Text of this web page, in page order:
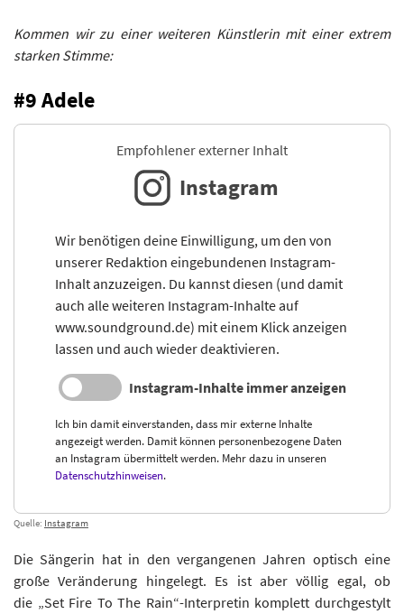
Kommen wir zu einer weiteren Künstlerin mit einer extrem
starken Stimme:
#9 Adele
Empfohlener externer Inhalt
Instagram
Wir benötigen deine Einwilligung, um den von
unserer Redaktion eingebundenen Instagram-
Inhalt anzuzeigen. Du kannst diesen (und damit
auch alle weiteren Instagram-Inhalte auf
www.soundground.de) mit einem Klick anzeigen
lassen und auch wieder deaktivieren.
Instagram-Inhalte immer anzeigen
Ich bin damit einverstanden, dass mir externe Inhalte
angezeigt werden. Damit können personenbezogene Daten
an Instagram übermittelt werden. Mehr dazu in unseren
Datenschutzhinweisen.
Quelle: Instagram
Die Sängerin hat in den vergangenen Jahren optisch eine
große Veränderung hingelegt. Es ist aber völlig egal, ob
die „Set Fire To The Rain“-Interpretin komplett durchgestylt